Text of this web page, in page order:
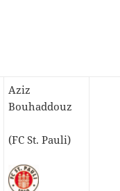
Aziz
Bouhaddouz
(FC St. Pauli)